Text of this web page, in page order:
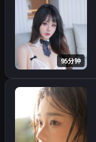
95分钟